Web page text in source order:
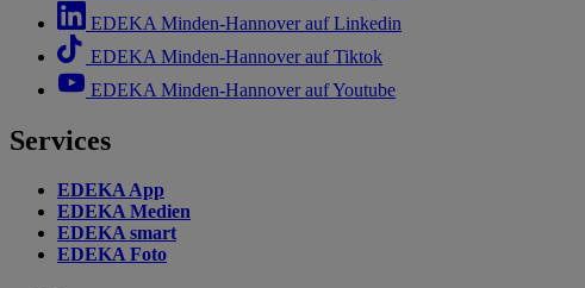
EDEKA Minden-Hannover auf Linkedin
EDEKA Minden-Hannover auf Tiktok
EDEKA Minden-Hannover auf Youtube
Services
EDEKA App
EDEKA Medien
EDEKA smart
EDEKA Foto